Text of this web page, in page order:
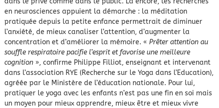
en neurosciences appuient la démarche : la méditation
pratiquée depuis la petite enfance permettrait de diminuer
l’anxiété, de mieux canaliser l’attention, d’augmenter la
concentration et d’améliorer la mémoire. « Prêter attention au
souffle respiratoire pacifie l’esprit et favorise une meilleure
cognition», confirme Philippe Filliot, enseignant et intervenant
dans l’association RYE (Recherche sur le Yoga dans l’Education),
agréée par le Ministère de l’éducation nationale. Pour lui,
pratiquer le yoga avec les enfants n’est pas une fin en soi mais
un moyen pour mieux apprendre, mieux être et mieux vivre